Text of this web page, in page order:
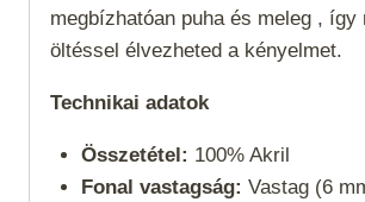
megbízhatóan puha és meleg , így
öltéssel élvezheted a kényelmet.
Technikai adatok
Összetétel: 100% Akril
Fonal vastagság: Vastag (6